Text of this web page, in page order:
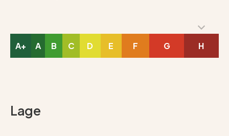
A+ A B C D E F G H
Lage